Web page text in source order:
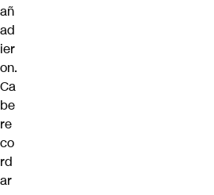
añ
ad
ier
on.
Ca
be
re
co
rd
ar